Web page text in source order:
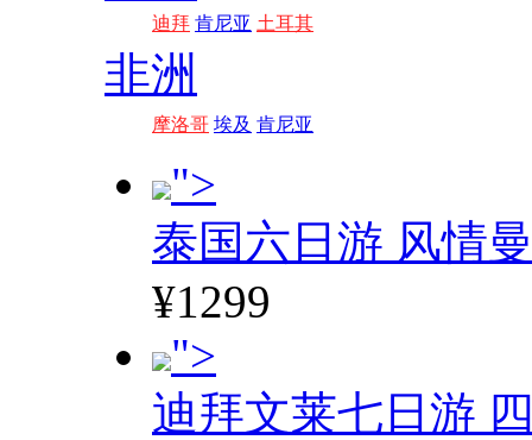
迪拜 肯尼亚 土耳其
非洲
摩洛哥 埃及 肯尼亚
">
泰国六日游 风情
¥1299
">
迪拜文莱七日游